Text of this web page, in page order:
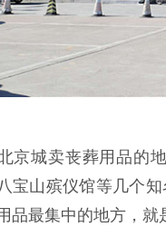
京城卖丧葬用品的
宝山殡仪馆等几个
品最集中的地方，就